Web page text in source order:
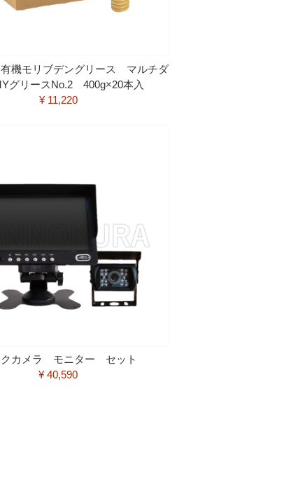
機モリブデングリース マルチダ
グリースNo.2 400g×20本入
¥ 11,220
クカメラ モニター セット
¥ 40,590